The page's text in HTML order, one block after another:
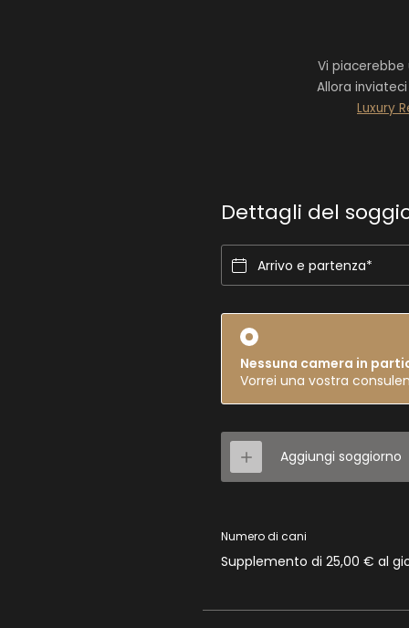
Vi piacerebbe
Allora
Luxury
Dettagli del
Arrivo e partenza*
Nessuna camera in
Vorrei una vostra
Aggiungi soggiorno
Numero di cani
Supplemento di 25,00 € al